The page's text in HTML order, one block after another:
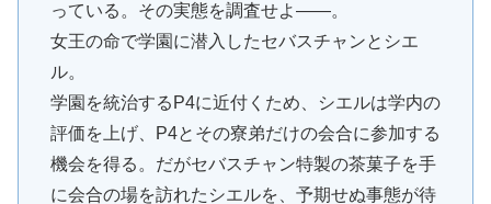
っている。その実態を調査せよ――。
女王の命で学園に潜入したセバスチャンとシエ
ル。
学園を統治するP4に近付くため、シエルは学内の
評価を上げ、P4とその寮弟だけの会合に参加する
機会を得る。だがセバスチャン特製の茶菓子を手
に会合の場を訪れたシエルを、予期せぬ事態が待